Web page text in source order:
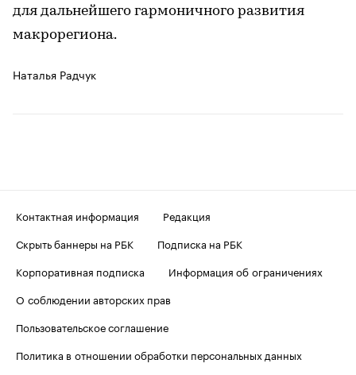
для дальнейшего гармоничного развития
макрорегиона.
Наталья Радчук
Контактная информация
Редакция
Скрыть баннеры на РБК
Подписка на РБК
Корпоративная подписка
Информация об ограничениях
О соблюдении авторских прав
Пользовательское соглашение
Политика в отношении обработки персональных данных